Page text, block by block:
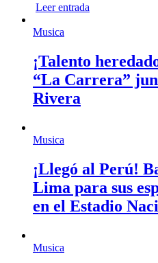
Leer entrada
Musica
¡Talento
“La Carrera”
Rivera
Musica
¡Llegó al Perú!
Lima para sus
en el Estadio
Musica